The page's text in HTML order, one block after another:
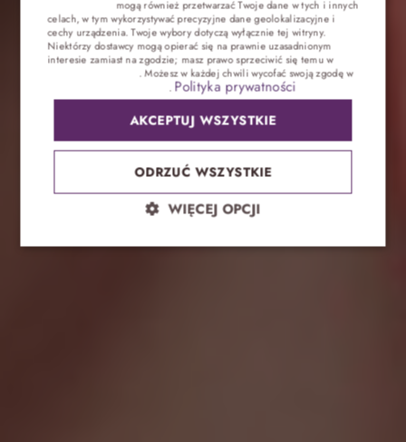
GERMAN
CZECH
mogą również przetwarzać Twoje dane w tych i innych
celach, w tym wykorzystywać precyzyjne dane geolokalizacyjne i
cechy urządzenia. Twoje wybory dotyczą wyłącznie tej witryny.
Niektórzy dostawcy mogą opierać się na prawnie uzasadnionym
interesie zamiast na zgodzie; masz prawo sprzeciwić się temu w
. Możesz w każdej chwili wycofać swoją zgodę w
. Polityka prywatności
AKCEPTUJ WSZYSTKIE
ODRZUĆ WSZYSTKIE
WIĘCEJ OPCJI